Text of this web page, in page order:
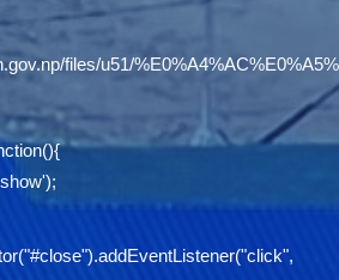
files/u51/